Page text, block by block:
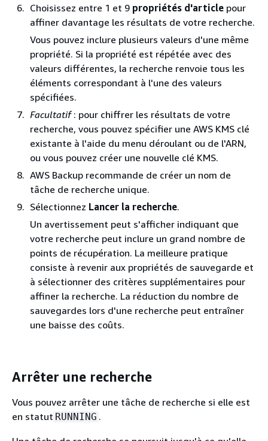
Choisissez entre 1 et 9 propriétés d'article pour
affiner davantage les résultats de votre recherche.
Vous pouvez inclure plusieurs valeurs d'une même
propriété. Si la propriété est répétée avec des
valeurs différentes, la recherche renvoie tous les
éléments correspondant à l'une des valeurs
spécifiées.
Facultatif: pour chiffrer les résultats de votre
recherche, vous pouvez spécifier une AWS KMS clé
existante à l'aide du menu déroulant ou de l'ARN,
ou vous pouvez créer une nouvelle clé KMS.
AWS Backup recommande de créer un nom de
tâche de recherche unique.
Sélectionnez Lancer la recherche.
Un avertissement peut s'afficher indiquant que
votre recherche peut inclure un grand nombre de
points de récupération. La meilleure pratique
consiste à revenir aux propriétés de sauvegarde et
à sélectionner des critères supplémentaires pour
affiner la recherche. La réduction du nombre de
sauvegardes lors d'une recherche peut entraîner
une baisse des coûts.
Arrêter une recherche
Vous pouvez arrêter une tâche de recherche si elle est
en statut RUNNING .